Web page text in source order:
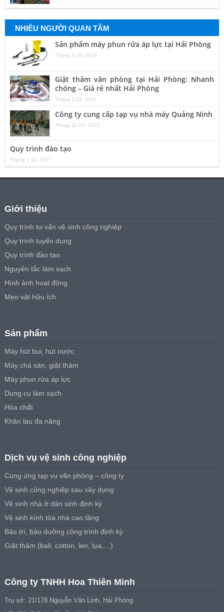
NHIỀU NGƯỜI QUAN TÂM
Sản phẩm máy phun rửa áp lực tại Hải Phòng
Tháng 5 16, 2018
Giặt thảm văn phòng tại Hải Phòng: Nhanh
chóng – Giá rẻ nhất Hải Phòng
Tháng 1 22, 2017
Công ty cung cấp tạp vụ nhà máy Quảng Ninh
Tháng 11 23, 2025
Quy trình đào tạo
Tháng 1 11, 2017
Giới thiệu
Quy trình tư vấn vệ sinh công nghiệp
Quy trình tuyển dụng
Quy trình đào tạo
Nguyên tắc làm sạch
Hình ảnh hoạt động
Mẹo vặt hữu ích
Sản phẩm
Máy hút bụi, hút nước
Máy chà sàn, giặt thảm
Máy phun rửa áp lực
Dụng cụ làm sạch
Hóa chất
Khăn lau đa năng
Dịch vụ vệ sinh công nghiệp
Cung ứng tạp vụ văn phòng – công ty
Vệ sinh công nghiệp sau xây dựng
Vệ sinh nhà ở dân sinh định kỳ
Vệ sinh kính tòa nhà cao tầng
Bảo trì, bảo dưỡng công trình định kỳ
Giặt thảm (bali, cotton, len, lụa,…)
Công ty TNHH Hoa Thiên Minh
Trụ sở: 21/178 Nguyễn Văn Linh, Hải Phòng